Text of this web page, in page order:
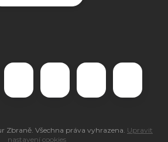
Zbraně . Všechna práva vyhrazena. Upravit
nastavení cookies